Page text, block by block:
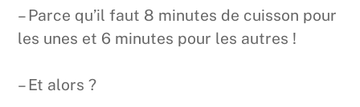
– Parce qu’il faut 8 minutes de cuisson pour
les unes et 6 minutes pour les autres !
– Et alors ?